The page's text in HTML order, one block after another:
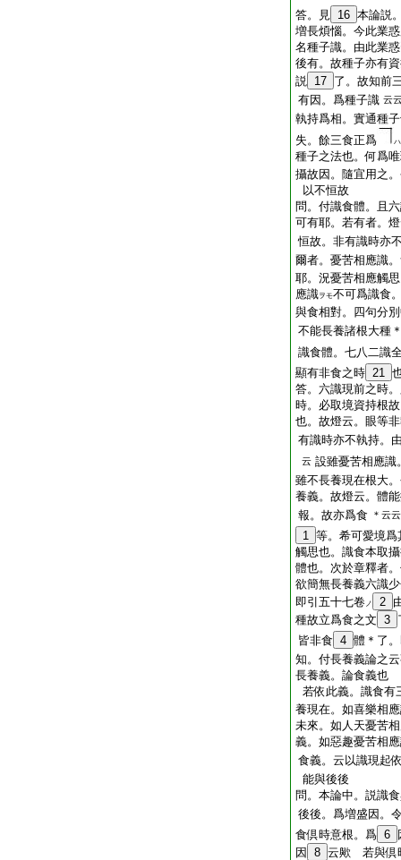
答。見 16 本論説
増長煩惱。今此業
名種子識。由此業
後有。故種子亦有
説 17 了。故知前
有因。爲種子識 云
執持爲相。實通種
失。餘三食正爲
ハ
種子之法也。何爲
攝故因。隨宜用之
以不恒故
問。付識食體。且
可有耶。若有者。
恒故。非有識時亦
爾者。憂苦相應識
耶。況憂苦相應觸
應識ヲモ不可爲識食
與食相對。四句分
不能長養諸根大種
識食體。七八二識
顯有非食之時 21
答。六識現前之時
時。必取境資持根
也。故燈云。眼等
有識時亦不執持。
云 設雖憂苦相應識
雖不長養現在根大
養義。故燈云。體
報。故亦爲食 ＊云云
1 等。希可愛境
觸思也。識食本取
體也。次於章釋者
欲簡無長養義六識
即引五十七卷ノ 2
種故立爲食之文 3
皆非食 4 體＊了
知。付長養義論之
長養義。論食義也
若依此義。識食有
養現在。如喜樂相
未來。如人天憂苦
義。如惡趣憂苦相
食義。云以識現起
能與後後
問。本論中。説識
後後。爲増盛因。
食倶時意根。爲 6
因
8 云歟 若與倶